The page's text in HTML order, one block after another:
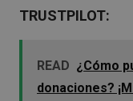
TRUSTPILOT:
READ ¿Cómo
donaciones?